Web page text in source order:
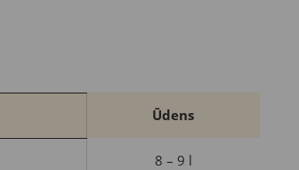
Ūdens
8 – 9 l